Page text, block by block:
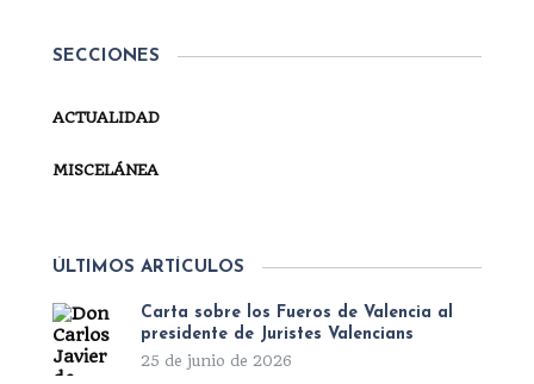
próximo 9 de noviembre en la ciudad de Trieste
SECCIONES
ACTUALIDAD
MISCELÁNEA
ÚLTIMOS ARTÍCULOS
Carta sobre los Fueros de Valencia al
presidente de Juristes Valencians
25 de junio de 2026